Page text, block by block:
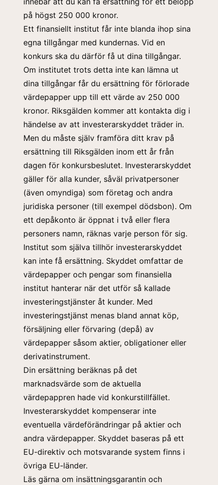
på högst 250 000 kronor.
Ett finansiellt institut får inte blanda ihop sina
egna tillgångar med kundernas. Vid en
konkurs ska du därför få ut dina tillgångar.
Om institutet trots detta inte kan lämna ut
dina tillgångar får du ersättning för förlorade
värdepapper upp till ett värde av 250 000
kronor. Riksgälden kommer att kontakta dig i
händelse av att investerarskyddet träder in.
Men du måste själv framföra ditt krav på
ersättning till Riksgälden inom ett år från
dagen för konkursbeslutet. Investerarskyddet
gäller för alla kunder, såväl privatpersoner
(även omyndiga) som företag och andra
juridiska personer (till exempel dödsbon). Om
ett depåkonto är öppnat i två eller flera
personers namn, räknas varje person för sig.
Institut som själva tillhör investerarskyddet
kan inte få ersättning. Skyddet omfattar de
värdepapper och pengar som finansiella
institut hanterar när det utför så kallade
investeringstjänster åt kunder. Med
investeringstjänst menas bland annat köp,
försäljning eller förvaring (depå) av
värdepapper såsom aktier, obligationer eller
derivatinstrument.
Din ersättning beräknas på det
marknadsvärde som de aktuella
värdepappren hade vid konkurstillfället.
Investerarskyddet kompenserar inte
eventuella värdeförändringar på aktier och
andra värdepapper. Skyddet baseras på ett
EU-direktiv och motsvarande system finns i
övriga EU-länder.
Läs gärna om insättningsgarantin och